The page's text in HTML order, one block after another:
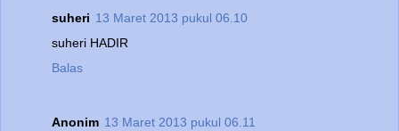
suheri 13 Maret 2013 pukul 06.10
suheri HADIR
Balas
Anonim 13 Maret 2013 pukul 06.11